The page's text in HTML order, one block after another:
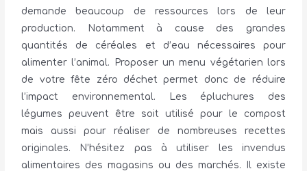
demande beaucoup de ressources lors de leur
production. Notamment à cause des grandes
quantités de céréales et d’eau nécessaires pour
alimenter l’animal. Proposer un menu végétarien lors
de votre fête zéro déchet permet donc de réduire
l’impact environnemental. Les épluchures des
légumes peuvent être soit utilisé pour le compost
mais aussi pour réaliser de nombreuses recettes
originales. N’hésitez pas à utiliser les invendus
alimentaires des magasins ou des marchés. Il existe